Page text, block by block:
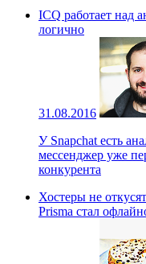
ICQ работает над
логично
31.08.2016
У Snapchat есть
мессенджер уже
конкурента
Хостеры не
Prisma стал